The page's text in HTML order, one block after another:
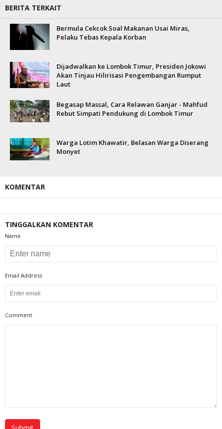
BERITA TERKAIT
Bermula Cekcok Soal Makanan Usai Miras,
Pelaku Tebas Kepala Korban
Dijadwalkan ke Lombok Timur, Presiden Jokowi
Akan Tinjau Hilirisasi Pengembangan Rumput
Laut
Begasap Massal, Cara Relawan Ganjar - Mahfud
Rebut Simpati Pendukung di Lombok Timur
Warga Lotim Khawatir, Belasan Warga Diserang
Monyet
KOMENTAR
TINGGALKAN KOMENTAR
Name
Email Address
Comment